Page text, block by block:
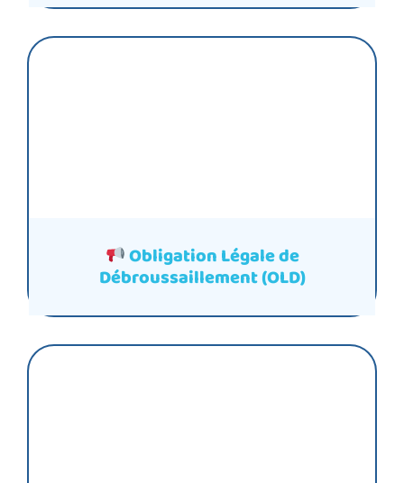
Obligation Légale de
Débroussaillement (OLD)